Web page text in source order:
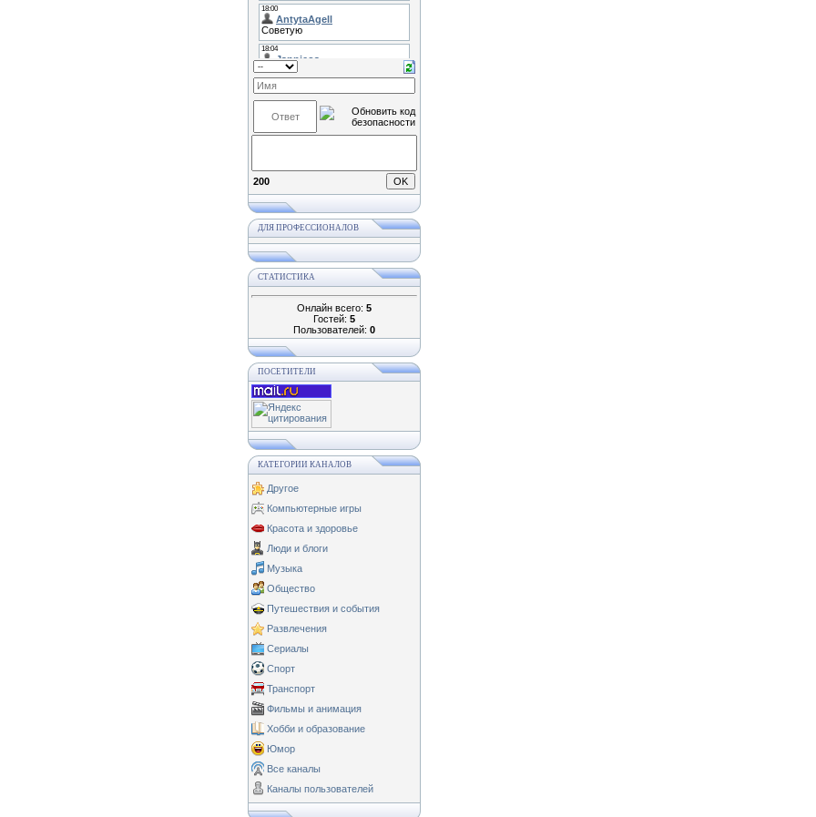
200
ДЛЯ ПРОФЕССИОНАЛОВ
СТАТИСТИКА
Онлайн всего: 5
Гостей: 5
Пользователей: 0
ПОСЕТИТЕЛИ
КАТЕГОРИИ КАНАЛОВ
Другое
Компьютерные игры
Красота и здоровье
Люди и блоги
Музыка
Общество
Путешествия и события
Развлечения
Сериалы
Спорт
Транспорт
Фильмы и анимация
Хобби и образование
Юмор
Все каналы
Каналы пользователей